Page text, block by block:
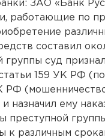
ЗАО «Банк
работающие по
составил
группы суд
159 УК РФ
РФ
назначил ему
преступной
к различным